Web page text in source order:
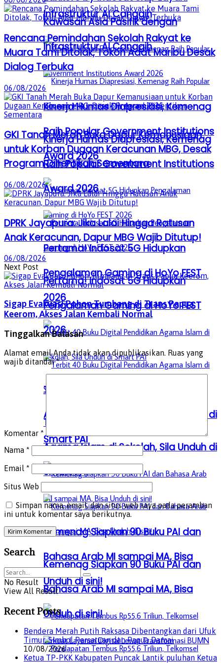
Infrastruktur AI Canggih
Kinerja Humas Diapresiasi, Kemenag
Raih Popular Government Institutions
Award 2026
Pertama! Indosat 5G Hidupkan
Pengalaman Gaming di HoYo FEST
2026
Terbit 40 Buku Digital Pendidikan
Agama Islam di Sekolah, Sila Unduh di
Smart PAI
Kemenag Siapkan 90 Buku PAI dan
Bahasa Arab MI sampai MA, Bisa
Unduh di sini!
Kawasan Asia Pasifik dengan
Infrastruktur AI Canggih
Kinerja Humas Diapresiasi, Kemenag
Raih Popular Government Institutions
Award 2026
Pertama! Indosat 5G Hidupkan
Pengalaman Gaming di HoYo FEST
2026
Terbit 40 Buku Digital Pendidikan
Agama Islam di Sekolah, Sila Unduh di
Smart PAI
Kemenag Siapkan 90 Buku PAI dan
Bahasa Arab MI sampai MA, Bisa
Unduh di sini!
Rencana Pemindahan Sekolah Rakyat ke
Muara Tami Ditolak, Tokoh Adat Maribu Desak
Dialog Terbuka
06/08/2026
GKI Tanah Merah Buka Dapur Kemanusiaan
untuk Korban Dugaan Keracunan MBG, Desak
Program Dihentikan Sementara
06/08/2026
DPRK Jayapura: Jika Lalai Hingga Ratusan
Anak Keracunan, Dapur MBG Wajib Ditutup!
06/08/2026
Next Post
Sigap Evakuasi Pohon Tumbang di Trans Papua
Keerom, Akses Jalan Kembali Normal
Tinggalkan Balasan
Alamat email Anda tidak akan dipublikasikan. Ruas yang
wajib ditandai*
Komentar *
Nama *
Email *
Situs Web
Simpan nama, email, dan situs web saya pada peramban
ini untuk komentar saya berikutnya.
Search
No Result
View All Result
Recent Posts
Bendera Merah Putih Raksasa Dibentangkan dari Ufuk
Timur, Simbol Persatuan dan Papua Damai
10/08/2026
Ketua TP-PKK Kabupaten Puncak Lantik puluhan Ketua